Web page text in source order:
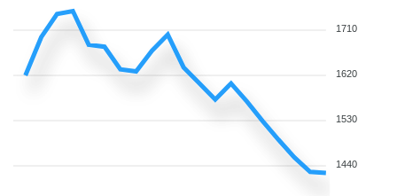
1710
1620
1530
1440